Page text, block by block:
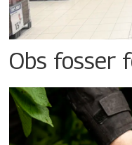
Obs fosser